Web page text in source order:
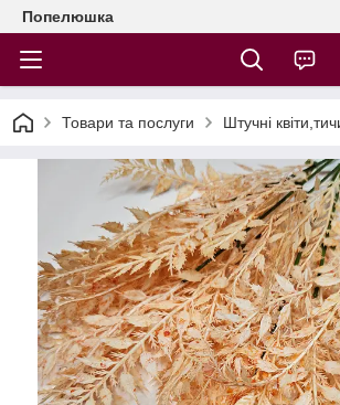
Попелюшка
Товари та послуги Штучні